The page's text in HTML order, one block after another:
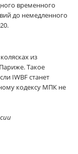
временного
до немедленного
из
Такое
IWBF станет
кодексу МПК не